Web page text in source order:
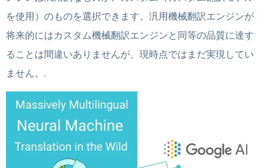
を使用）のものを選択できます。汎用機械翻訳エンジンが
将来的にはカスタム機械翻訳エンジンと同等の品質に達す
ることは間違いありませんが、現時点ではまだ実現してい
ません。.